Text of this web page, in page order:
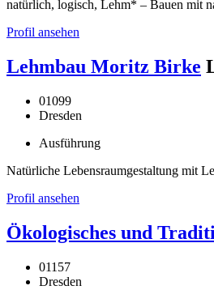
natürlich, logisch, Lehm* – Bauen mit
Profil ansehen
Lehmbau Moritz Birke
01099
Dresden
Ausführung
Natürliche Lebensraumgestaltung mit
Profil ansehen
Ökologisches und
01157
Dresden